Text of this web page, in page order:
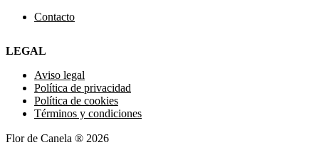
Contacto
LEGAL
Aviso legal
Política de privacidad
Política de cookies
Términos y condiciones
Flor de Canela ® 2026